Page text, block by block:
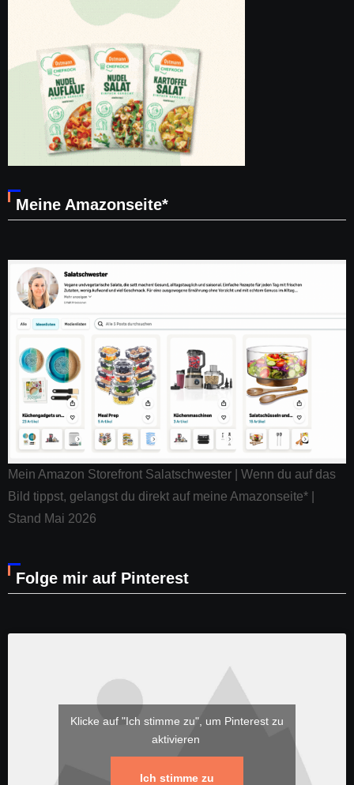
Meine Amazonseite*
Mein Amazon Storefront Salatschwester | Wenn du auf das
Bild tippst, gelangst du direkt auf meine Amazonseite* |
Stand Mai 2026
Folge mir auf Pinterest
Klicke auf "Ich stimme zu", um Pinterest zu
aktivieren
Ich stimme zu